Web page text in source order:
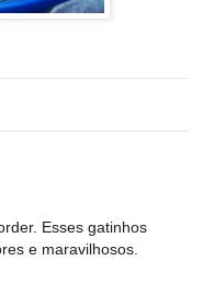
Esses gatinhos
e maravilhosos.